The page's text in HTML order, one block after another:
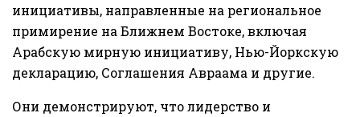
инициативы, направленные на региональное
примирение на Ближнем Востоке, включая
Арабскую мирную инициативу, Нью-Йоркскую
декларацию, Соглашения Авраама и другие.
Они демонстрируют, что лидерство и